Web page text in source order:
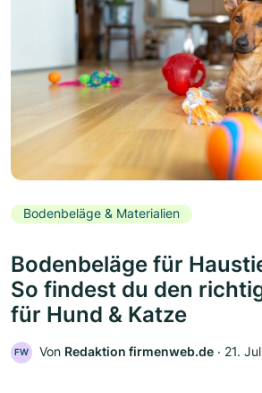
Bodenbeläge & Materialien
Bodenbeläge für
So findest du den
für Hund & Katze
FW Von Redaktion firmenweb.de ‧ 21.